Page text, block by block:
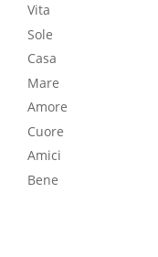
Vita
Sole
Casa
Mare
Amore
Cuore
Amici
Bene